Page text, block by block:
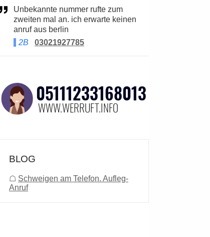
Unbekannte nummer rufte zum
zweiten mal an. ich erwarte keinen
anruf aus berlin
2B
03021927785
BLOG
☖ Schweigen am Telefon. Aufleg-
Anruf